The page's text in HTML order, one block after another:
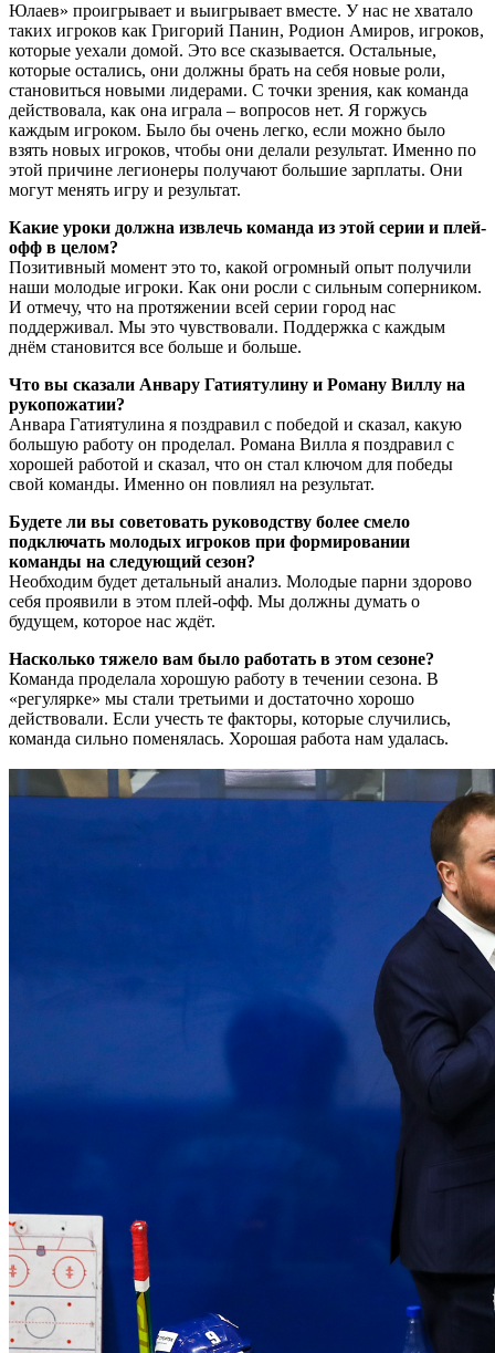
Юлаев» проигрывает и выигрывает вместе. У нас не хватало
таких игроков как Григорий Панин, Родион Амиров, игроков,
которые уехали домой. Это все сказывается. Остальные,
которые остались, они должны брать на себя новые роли,
становиться новыми лидерами. С точки зрения, как команда
действовала, как она играла – вопросов нет. Я горжусь
каждым игроком. Было бы очень легко, если можно было
взять новых игроков, чтобы они делали результат. Именно по
этой причине легионеры получают большие зарплаты. Они
могут менять игру и результат.
Какие уроки должна извлечь команда из этой серии и плей-
офф в целом?
Позитивный момент это то, какой огромный опыт получили
наши молодые игроки. Как они росли с сильным соперником.
И отмечу, что на протяжении всей серии город нас
поддерживал. Мы это чувствовали. Поддержка с каждым
днём становится все больше и больше.
Что вы сказали Анвару Гатиятулину и Роману Виллу на
рукопожатии?
Анвара Гатиятулина я поздравил с победой и сказал, какую
большую работу он проделал. Романа Вилла я поздравил с
хорошей работой и сказал, что он стал ключом для победы
свой команды. Именно он повлиял на результат.
Будете ли вы советовать руководству более смело
подключать молодых игроков при формировании
команды на следующий сезон?
Необходим будет детальный анализ. Молодые парни здорово
себя проявили в этом плей-офф. Мы должны думать о
будущем, которое нас ждёт.
Насколько тяжело вам было работать в этом сезоне?
Команда проделала хорошую работу в течении сезона. В
«регулярке» мы стали третьими и достаточно хорошо
действовали. Если учесть те факторы, которые случились,
команда сильно поменялась. Хорошая работа нам удалась.